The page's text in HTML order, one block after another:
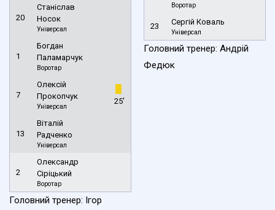
20
Станіслав
Носок
Універсал
1
Богдан
Паламарчук
Воротар
7
Олексій
Прокопчук
Універсал
25'
13
Віталій
Радченко
Універсал
2
Олександр
Сіріцький
Воротар
Головний тренер: Ігор
Воротар
23 Сергій Коваль
Універсал
Головний тренер: Андрій
Федюк